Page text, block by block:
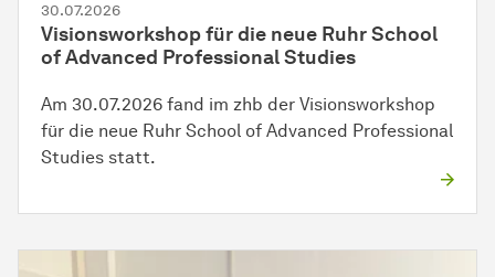
30.07.2026
Visionsworkshop für die neue Ruhr School
of Advanced Professional Studies
Am 30.07.2026 fand im zhb der Visionsworkshop
für die neue Ruhr School of Advanced Professional
Studies statt.